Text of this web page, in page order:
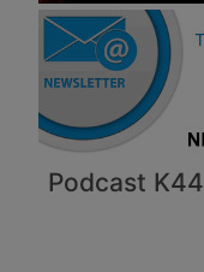
Podcast K44